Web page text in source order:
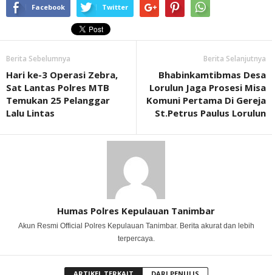
Facebook Twitter
Berita Sebelumnya
Hari ke-3 Operasi Zebra,
Sat Lantas Polres MTB
Temukan 25 Pelanggar
Lalu Lintas
Berita Selanjutnya
Bhabinkamtibmas Desa
Lorulun Jaga Prosesi Misa
Komuni Pertama Di Gereja
St.Petrus Paulus Lorulun
Humas Polres Kepulauan Tanimbar
Akun Resmi Official Polres Kepulauan Tanimbar. Berita akurat dan lebih
terpercaya.